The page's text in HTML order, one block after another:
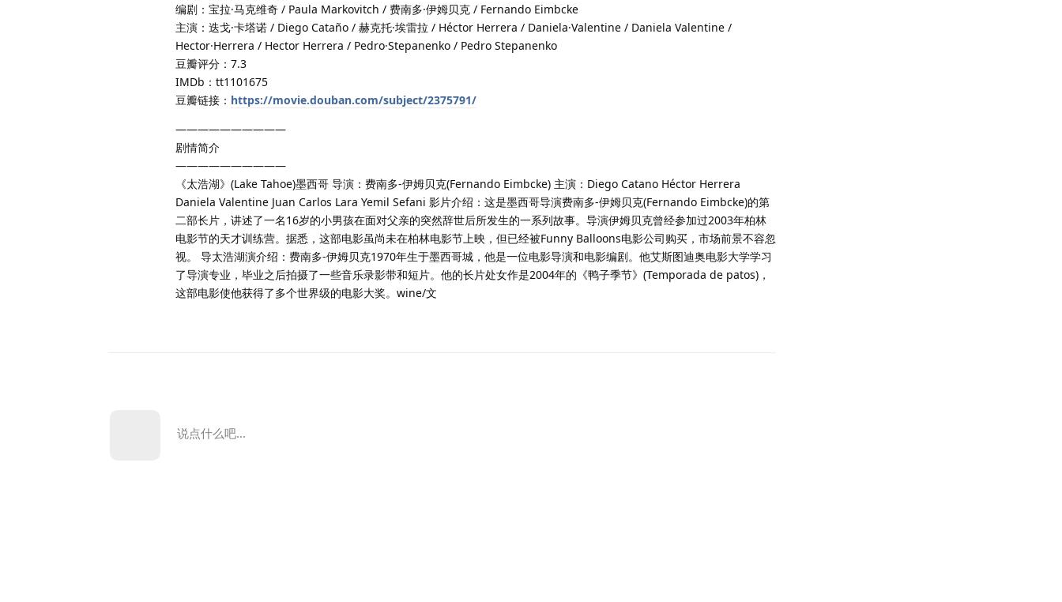
编剧：宝拉·马克维奇 / Paula Markovitch / 费南多·伊姆贝克 / Fernando Eimbcke
主演：迭戈·卡塔诺 / Diego Cataño / 赫克托·埃雷拉 / Héctor Herrera / Daniela·Valentine / Daniela Valentine /
Hector·Herrera / Hector Herrera / Pedro·Stepanenko / Pedro Stepanenko
豆瓣评分：7.3
IMDb：tt1101675
豆瓣链接： https://movie.douban.com/subject/2375791/
——————————
剧情简介
——————————
《太浩湖》(Lake Tahoe)墨西哥 导演：费南多-伊姆贝克(Fernando Eimbcke) 主演：Diego Catano Héctor Herrera
Daniela Valentine Juan Carlos Lara Yemil Sefani 影片介绍：这是墨西哥导演费南多-伊姆贝克(Fernando Eimbcke)的第
二部长片，讲述了一名16岁的小男孩在面对父亲的突然辞世后所发生的一系列故事。导演伊姆贝克曾经参加过2003年柏林
电影节的天才训练营。据悉，这部电影虽尚未在柏林电影节上映，但已经被Funny Balloons电影公司购买，市场前景不容忽
视。 导太浩湖演介绍：费南多-伊姆贝克1970年生于墨西哥城，他是一位电影导演和电影编剧。他艾斯图迪奥电影大学学习
了导演专业，毕业之后拍摄了一些音乐录影带和短片。他的长片处女作是2004年的《鸭子季节》(Temporada de patos)，
这部电影使他获得了多个世界级的电影大奖。wine/文
说点什么吧...